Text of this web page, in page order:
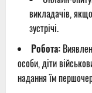
викладачів,
зустрічі.
Робота:
особи, діти
надання їм